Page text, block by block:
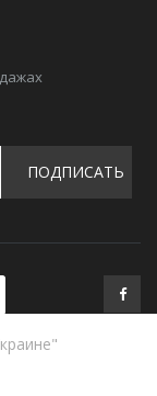
ПОДПИСАТЬ